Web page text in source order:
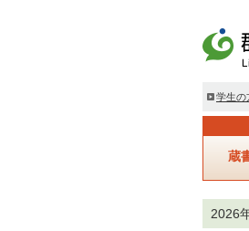
学生の
蔵
2026